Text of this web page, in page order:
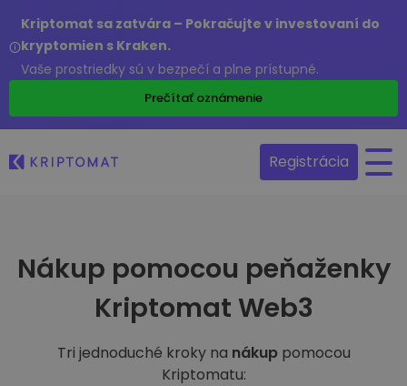
Kriptomat sa zatvára – Pokračujte v investovaní do
kryptomien s Kraken.
Vaše prostriedky sú v bezpečí a plne prístupné.
Prečítať oznámenie
Registrácia
Nákup pomocou peňaženky
Kriptomat Web3
Tri jednoduché kroky na nákup pomocou
Kriptomatu: